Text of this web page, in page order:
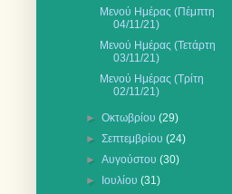
Μενού Ημέρας (Πέμπτη
04/11/21)
Μενού Ημέρας (Τετάρτη
03/11/21)
Μενού Ημέρας (Τρίτη
02/11/21)
►Οκτωβρίου(29)
►Σεπτεμβρίου(24)
►Αυγούστου(30)
►
Ιουλίου(31)